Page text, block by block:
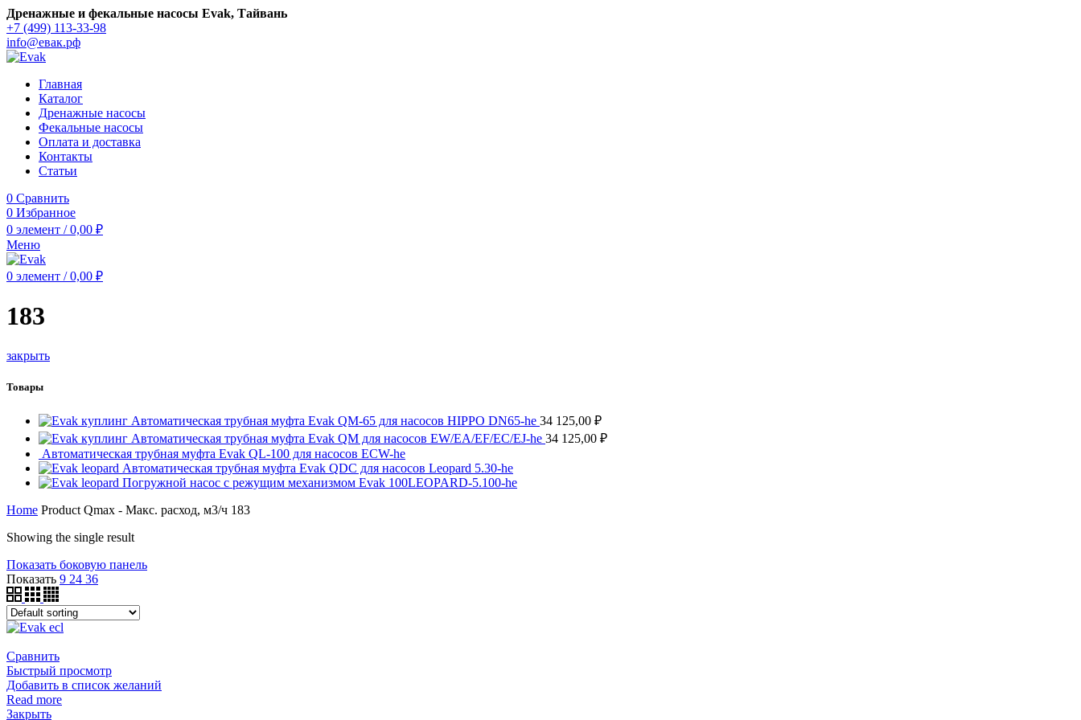
Дренажные и фекальные насосы Evak, Тайвань
+7 (499) 113-33-98
info@евак.рф
Главная
Каталог
Дренажные насосы
Фекальные насосы
Оплата и доставка
Контакты
Статьи
0 Сравнить
0 Избранное
0 элемент / 0,00 ₽
Меню
0 элемент / 0,00 ₽
183
закрыть
Товары
Автоматическая трубная муфта Evak QM-65 для насосов HIPPO DN65-he 34 125,00 ₽
Автоматическая трубная муфта Evak QM для насосов EW/EA/EF/EC/EJ-he 34 125,00 ₽
Автоматическая трубная муфта Evak QL-100 для насосов ECW-he
Автоматическая трубная муфта Evak QDC для насосов Leopard 5.30-he
Погружной насос с режущим механизмом Evak 100LEOPARD-5.100-he
Home Product Qmax - Макс. расход, м3/ч 183
Showing the single result
Показать боковую панель
Показать 9 24 36
Сравнить
Быстрый просмотр
Добавить в список желаний
Read more
Закрыть